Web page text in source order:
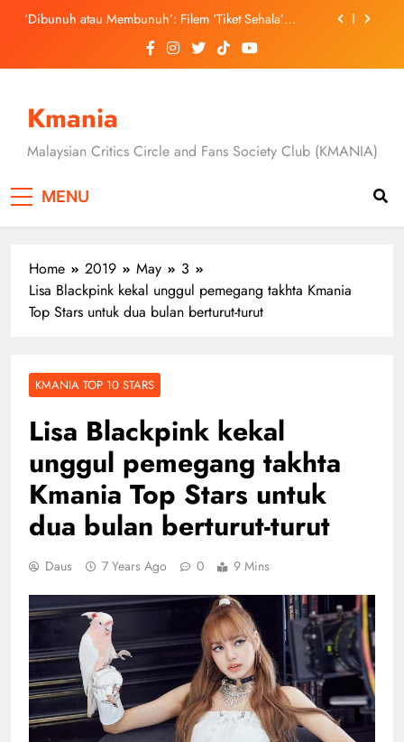
September Ini
‘Dibunuh atau Membunuh’: Filem ‘Tiket Sehala’
3 Sebab Untuk Mula Menonton “My Bias, My Boss”,
Kini Distrim di HBO Max Malaysia
SEUNGKWAN dan DINO SEVENTEEN
Duta Global Antarabangsa iQIYI, Cheng Lei Bakal
Buat Penampilan Istimewa di Kuala Lumpur
September Ini
Satukan Empat Negara Asia
3 Sebab Untuk Mula Menonton “My Bias, My Boss”,
Kini Distrim di HBO Max Malaysia
Kmania
Malaysian Critics Circle and Fans Society Club (KMANIA)
MENU
Home 2019 May
3
Lisa Blackpink kekal unggul pemegang takhta Kmania
Top Stars untuk dua bulan berturut-turut
KMANIA TOP 10 STARS
Lisa Blackpink kekal
unggul pemegang takhta
Kmania Top Stars untuk
dua bulan berturut-turut
Daus 7 Years Ago 0 9 Mins